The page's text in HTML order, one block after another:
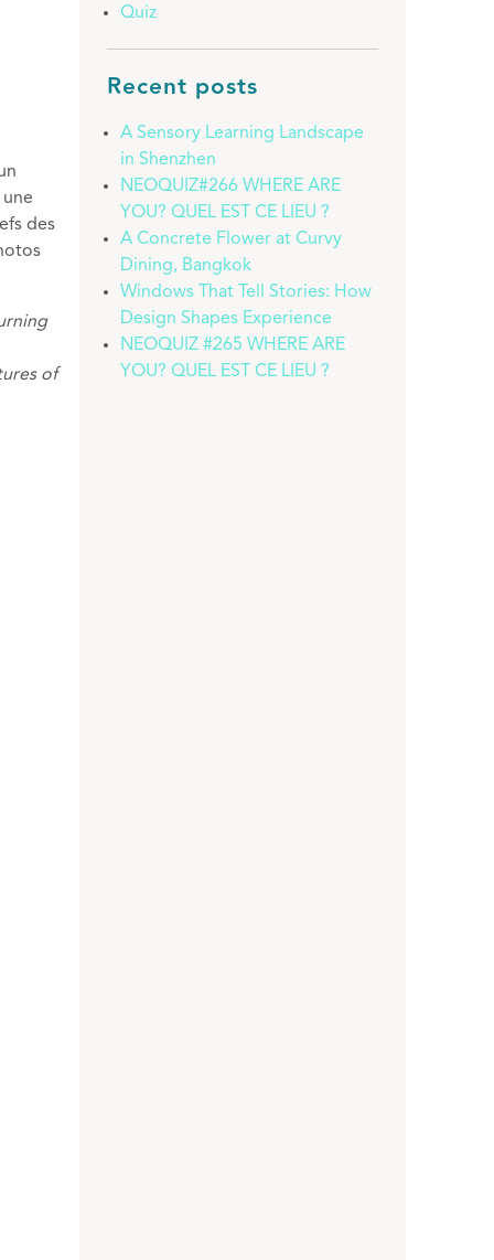
des
of
Quiz
Recent posts
A Sensory Learning Landscape
in Shenzhen
NEOQUIZ#266 WHERE ARE
YOU? QUEL EST CE LIEU ?
A Concrete Flower at Curvy
Dining, Bangkok
Windows That Tell Stories: How
Design Shapes Experience
NEOQUIZ #265 WHERE ARE
YOU? QUEL EST CE LIEU ?